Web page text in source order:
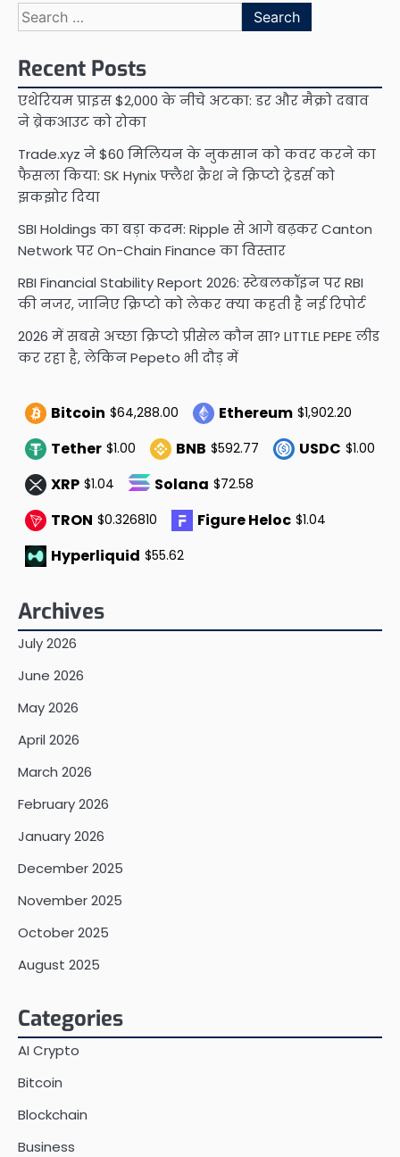
Search
for:
Recent Posts
एथेरियम प्राइस $2,000 के नीचे अटका: डर और मैक्रो दबाव
ने ब्रेकआउट को रोका
Trade.xyz ने $60 मिलियन के नुकसान को कवर करने का
फैसला किया: SK Hynix फ्लैश क्रैश ने क्रिप्टो ट्रेडर्स को
झकझोर दिया
SBI Holdings का बड़ा कदम: Ripple से आगे बढ़कर Canton
Network पर On-Chain Finance का विस्तार
RBI Financial Stability Report 2026: स्टेबलकॉइन पर RBI
की नजर, जानिए क्रिप्टो को लेकर क्या कहती है नई रिपोर्ट
2026 में सबसे अच्छा क्रिप्टो प्रीसेल कौन सा? LITTLE PEPE लीड
कर रहा है, लेकिन Pepeto भी दौड़ में
Bitcoin $64,288.00 Ethereum $1,902.20
Tether $1.00 BNB $592.77 USDC $1.00
XRP $1.04 Solana $72.58
TRON $0.326810 Figure Heloc $1.04
Hyperliquid $55.62
Archives
July 2026
June 2026
May 2026
April 2026
March 2026
February 2026
January 2026
December 2025
November 2025
October 2025
August 2025
Categories
AI Crypto
Bitcoin
Blockchain
Business